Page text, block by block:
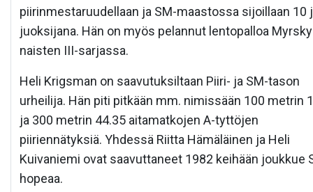
piirinmestaruudellaan ja SM-maastossa sijoillaan 10
juoksijana. Hän on myös pelannut lentopalloa
naisten III-sarjassa.
Heli Krigsman on saavutuksiltaan Piiri- ja SM-tason
urheilija. Hän piti pitkään mm. nimissään 100 metrin
ja 300 metrin 44.35 aitamatkojen A-tyttöjen
piiriennätyksiä. Yhdessä Riitta Hämäläinen ja Heli
Kuivaniemi ovat saavuttaneet 1982 keihään joukkue
hopeaa.